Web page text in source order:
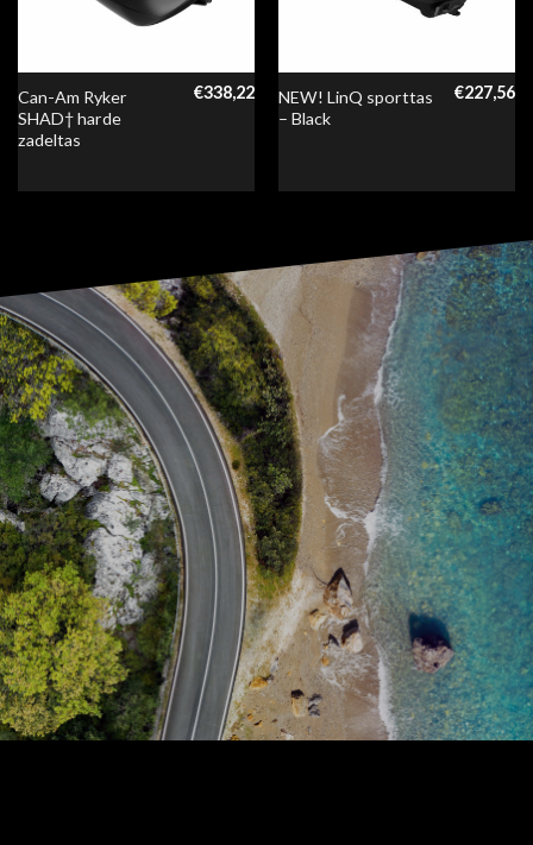
Can-Am Ryker
SHAD† harde
zadeltas
€338,22
NEW! LinQ sporttas
– Black
€227,56